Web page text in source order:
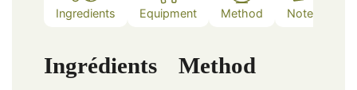
Ingredients Equipment Method Notes
Ingrédients Method